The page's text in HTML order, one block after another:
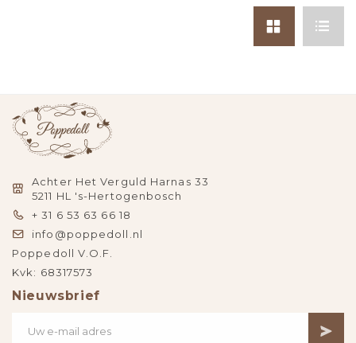
Achter Het Verguld Harnas 33
5211 HL 's-Hertogenbosch
+ 31 6 53 63 66 18
info@poppedoll.nl
Poppedoll V.O.F.
Kvk: 68317573
Nieuwsbrief